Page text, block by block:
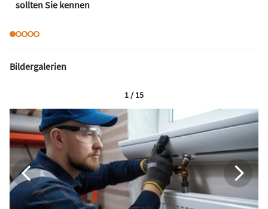
sollten Sie kennen
Bildergalerien
1 / 15